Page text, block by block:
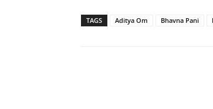
TAGS Aditya Om Bhavna Pani